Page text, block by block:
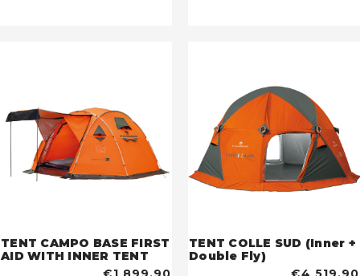
TENT CAMPO BASE FIRST
AID WITH INNER TENT
TENT COLLE SUD (Inner +
Double Fly)